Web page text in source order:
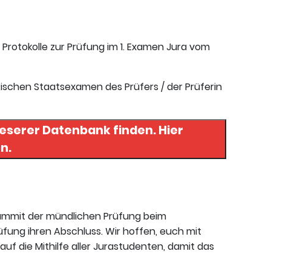
zur Prüfung im 1. Examen Jura vom
Staatsexamen des Prüfers / der Prüferin
Datenbank finden. Hier
der mündlichen Prüfung beim
ihren Abschluss. Wir hoffen, euch mit
die Mithilfe aller Jurastudenten, damit das